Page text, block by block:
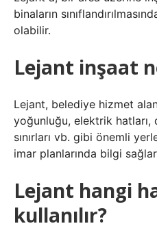
binaların
olabilir.
Lejant inşaat
Lejant, belediye hizmet
yoğunluğu, elektrik hatları,
sınırları vb. gibi önemli
imar planlarında bilgi
Lejant hangi
kullanılır?